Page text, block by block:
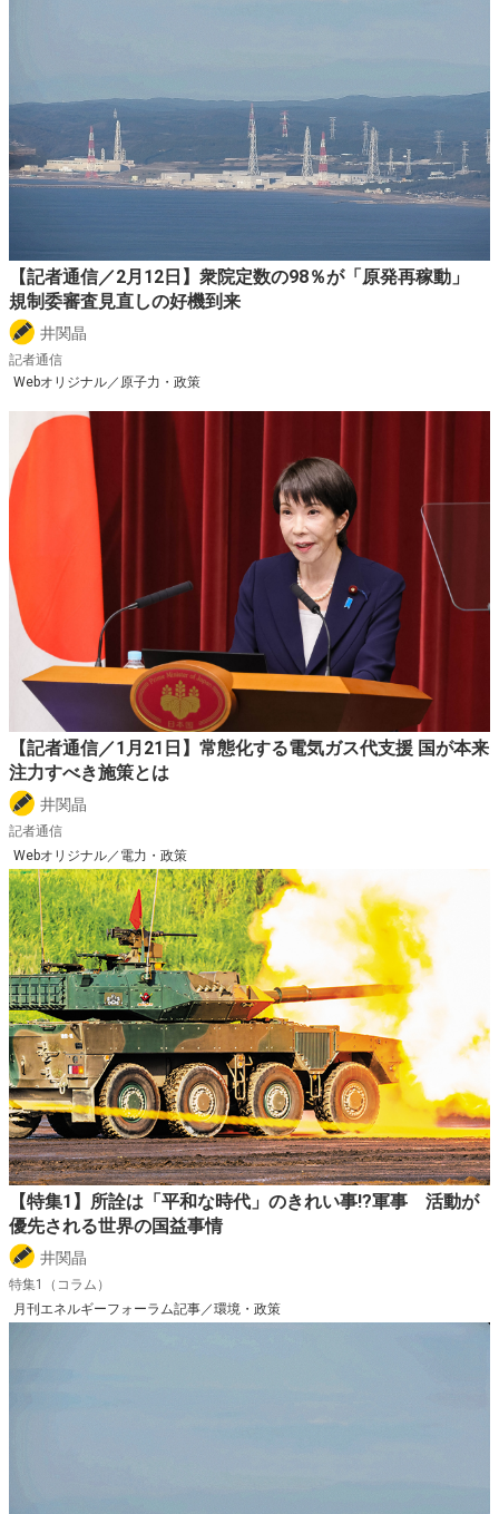
【記者通信／2月12日】衆院定数の98％が「原発再稼動」
規制委審査見直しの好機到来
井関晶
記者通信
Webオリジナル／原子力・政策
【記者通信／1月21日】常態化する電気ガス代支援 国が本来
注力すべき施策とは
井関晶
記者通信
Webオリジナル／電力・政策
【特集1】所詮は「平和な時代」のきれい事!?軍事 活動が
優先される世界の国益事情
井関晶
特集1（コラム）
月刊エネルギーフォーラム記事／環境・政策